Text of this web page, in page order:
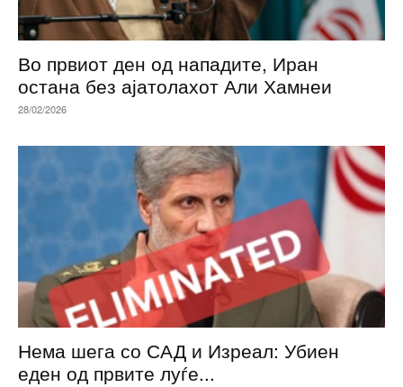
Во првиот ден од нападите, Иран
остана без ајатолахот Али Хамнеи
28/02/2026
Нема шега со САД и Изреал: Убиен
еден од првите луѓе...